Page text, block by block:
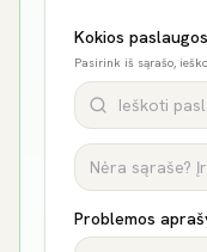
Kokios
Pasirink iš sąrašo,
Problemos